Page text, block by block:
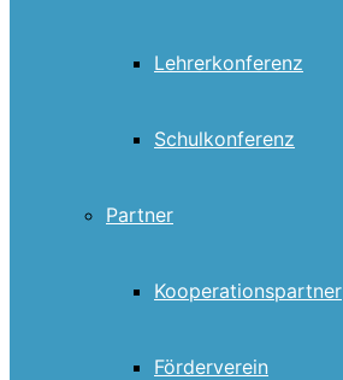
Lehrerkonferenz
Schulkonferenz
Partner
Kooperationspartner
Förderverein